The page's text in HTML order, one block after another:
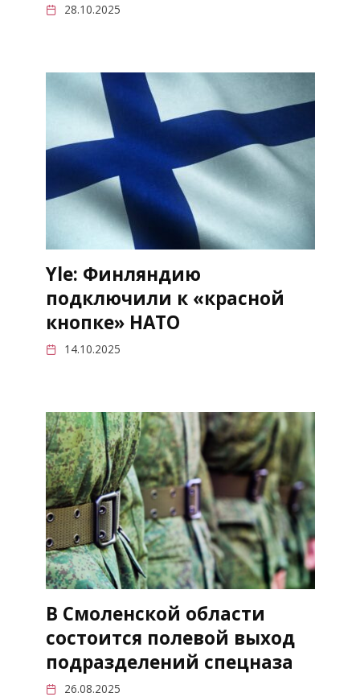
28.10.2025
Yle: Финляндию
подключили к «красной
кнопке» НАТО
14.10.2025
В Смоленской области
состоится полевой выход
подразделений спецназа
26.08.2025